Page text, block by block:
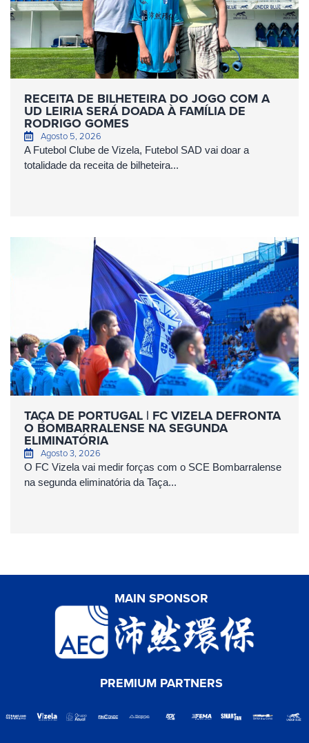
RECEITA DE BILHETEIRA DO JOGO COM A
UD LEIRIA SERÁ DOADA À FAMÍLIA DE
RODRIGO GOMES
Agosto 5, 2026
A Futebol Clube de Vizela, Futebol SAD vai doar a
totalidade da receita de bilheteira...
TAÇA DE PORTUGAL | FC VIZELA DEFRONTA
O BOMBARRALENSE NA SEGUNDA
ELIMINATÓRIA
Agosto 3, 2026
O FC Vizela vai medir forças com o SCE Bombarralense
na segunda eliminatória da Taça...
MAIN SPONSOR
PREMIUM PARTNERS